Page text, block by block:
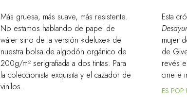
Más gruesa, más suave, más resistente.
No estamos hablando de papel de
wáter sino de la versión «deluxe» de
nuestra bolsa de algodón orgánico de
200g/m² serigrafiada a dos tintas. Para
la coleccionista exquisita y el cazador de
vinilos.
Esta
mujer
de
revés
cine e
ES POP